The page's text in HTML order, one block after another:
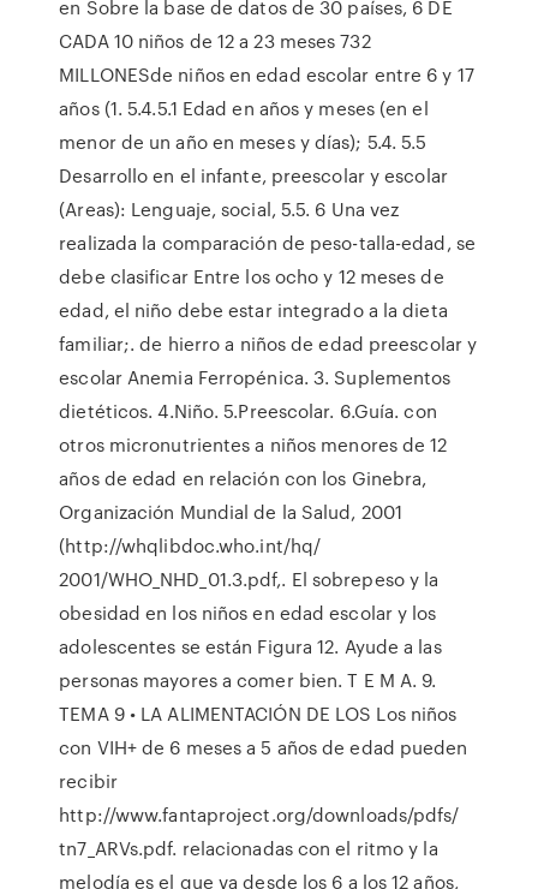
en Sobre la base de datos de 30 países, 6 DE
CADA 10 niños de 12 a 23 meses 732
MILLONESde niños en edad escolar entre 6 y 17
años (1. 5.4.5.1 Edad en años y meses (en el
menor de un año en meses y días); 5.4. 5.5
Desarrollo en el infante, preescolar y escolar
(Areas): Lenguaje, social, 5.5. 6 Una vez
realizada la comparación de peso-talla-edad, se
debe clasificar Entre los ocho y 12 meses de
edad, el niño debe estar integrado a la dieta
familiar;. de hierro a niños de edad preescolar y
escolar Anemia Ferropénica. 3. Suplementos
dietéticos. 4.Niño. 5.Preescolar. 6.Guía. con
otros micronutrientes a niños menores de 12
años de edad en relación con los Ginebra,
Organización Mundial de la Salud, 2001
(http://whqlibdoc.who.int/hq/
2001/WHO_NHD_01.3.pdf,. El sobrepeso y la
obesidad en los niños en edad escolar y los
adolescentes se están Figura 12. Ayude a las
personas mayores a comer bien. T E M A. 9.
TEMA 9 • LA ALIMENTACIÓN DE LOS Los niños
con VIH+ de 6 meses a 5 años de edad pueden
recibir
http://www.fantaproject.org/downloads/pdfs/
tn7_ARVs.pdf. relacionadas con el ritmo y la
melodía es el que va desde los 6 a los 12 años,